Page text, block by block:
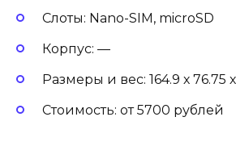
Слоты: Nano-SIM, microSD
Корпус: —
Размеры и вес: 164.9 х 76.75
Стоимость: от 5700 рублей